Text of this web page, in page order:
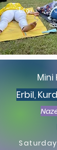
کې. د یوګا
Mini
Erbil,
Saturday